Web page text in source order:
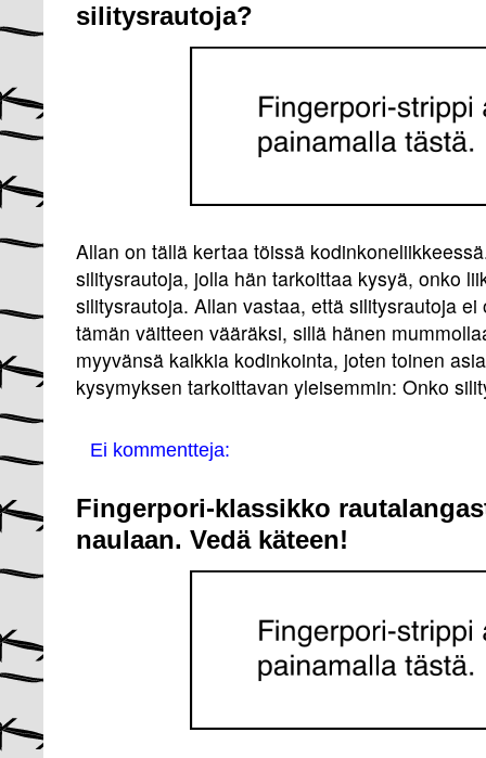
silitysrautoja?
Allan on tällä kertaa töissä
silitysrautoja, jolla hän tarkoittaa kysyä, onko
silitysrautoja. Allan vastaa, että silitysrautoja
tämän väitteen vääräksi, sillä hänen
myyvänsä kaikkia kodinkointa, joten toinen
kysymyksen tarkoittavan yleisemmin: Onko
Ei kommentteja:
Fingerpori-klassikko
naulaan. Vedä käteen!